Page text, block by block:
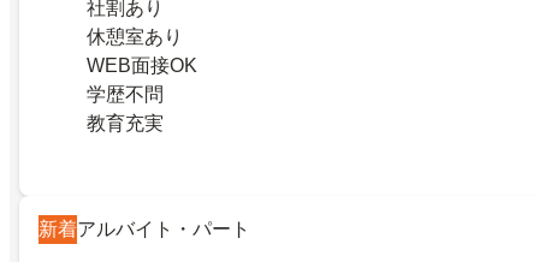
社割あり
休憩室あり
WEB面接OK
学歴不問
教育充実
新着アルバイト・パート